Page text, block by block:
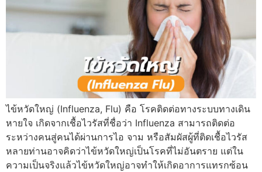
ไข้หวัดใหญ่ (Influenza, Flu) คือ โรคติดต่อทางระบบทางเดิน
หายใจ เกิดจากเชื้อไวรัสที่ชื่อว่า Influenza สามารถติดต่อ
ระหว่างคนสู่คนได้ผ่านการไอ จาม หรือสัมผัสผู้ที่ติดเชื้อไวรัส
หลายท่านอาจคิดว่าไข้หวัดใหญ่เป็นโรคที่ไม่อันตราย แต่ใน
ความเป็นจริงแล้วไข้หวัดใหญ่อาจทำให้เกิดอาการแทรกซ้อน